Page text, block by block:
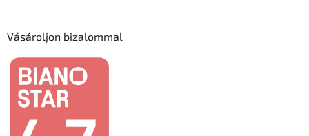
Vásároljon bizalommal